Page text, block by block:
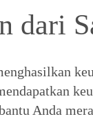
dari
Anda